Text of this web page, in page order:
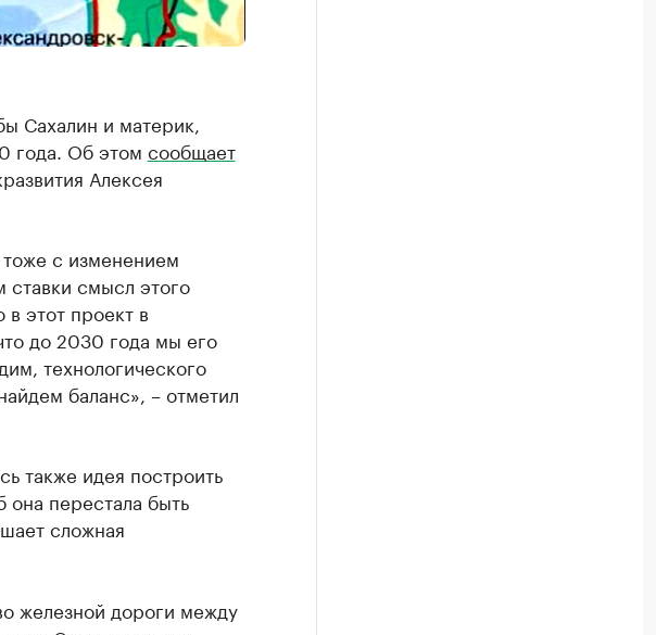
Сахалин и материк,
года. Об этом сообщает
Алексея
тоже с изменением
смысл этого
этот проект в
до 2030 года мы его
технологического
баланс», – отметил
также идея построить
перестала быть
сложная
железной дороги между